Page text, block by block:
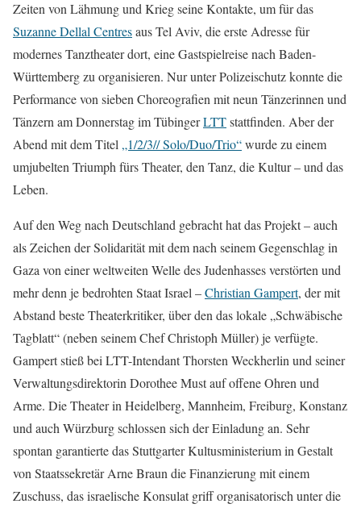
Zeiten von Lähmung und Krieg seine Kontakte, um für das
Suzanne Dellal Centresaus Tel Aviv, die erste Adresse für
modernes Tanztheater dort, eine Gastspielreise nach Baden-
Württemberg zu organisieren. Nur unter Polizeischutz konnte die
Performance von sieben Choreografien mit neun Tänzerinnen und
Tänzern am Donnerstag im TübingerLTTstattfinden. Aber der
Abend mit dem Titel „1/2/3// Solo/Duo/Trio“wurde zu einem
umjubelten Triumph fürs Theater, den Tanz, die Kultur – und das
Leben.
Auf den Weg nach Deutschland gebracht hat das Projekt – auch
als Zeichen der Solidarität mit dem nach seinem Gegenschlag in
Gaza von einer weltweiten Welle des Judenhasses verstörten und
mehr denn je bedrohten Staat Israel –Christian Gampert, der mit
Abstand beste Theaterkritiker, über den das lokale „Schwäbische
Tagblatt“ (neben seinem Chef Christoph Müller) je verfügte.
Gampert stieß bei LTT-Intendant Thorsten Weckherlin und seiner
Verwaltungsdirektorin Dorothee Must auf offene Ohren und
Arme. Die Theater in Heidelberg, Mannheim, Freiburg, Konstanz
und auch Würzburg schlossen sich der Einladung an. Sehr
spontan garantierte das Stuttgarter Kultusministerium in Gestalt
von Staatssekretär Arne Braun die Finanzierung mit einem
Zuschuss, das israelische Konsulat griff organisatorisch unter die